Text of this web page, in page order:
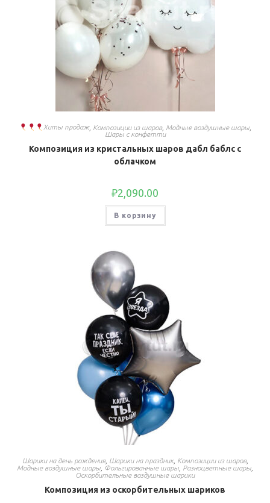
Хиты продаж, Композиции из шаров, Модные воздушные шары,
Шары с конфетти
Композиция из кристальных шаров дабл баблс с
облачком
₽2,090.00
В корзину
Шарики на день рождения, Шарики на праздник, Композиции из шаров,
Модные воздушные шары Фольгированные шары Разноцветные шары
Оскорбительные воздушные шарики
Композиция из оскорбительных шариков